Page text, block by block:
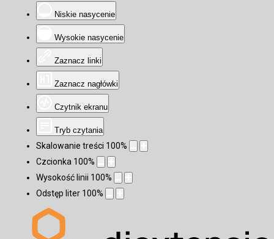
Niskie nasycenie
Wysokie nasycenie
Zaznacz linki
Zaznacz nagłówki
Czytnik ekranu
Tryb czytania
Skalowanie treści 100%
Czcionka 100%
Wysokość linii 100%
Odstęp liter 100%